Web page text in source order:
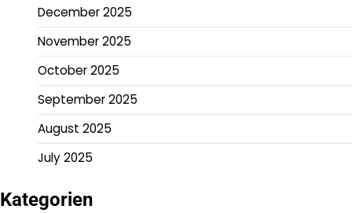
December 2025
November 2025
October 2025
September 2025
August 2025
July 2025
Kategorien